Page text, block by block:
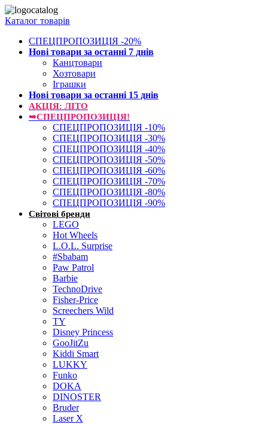
Каталог товарів
СПЕЦПРОПОЗИЦІЯ -20%
Нові товари за останнi 7 днiв
Канцтовари
Хозтовари
Іграшки
Нові товари за останнi 15 днiв
АКЦІЯ: ЛІТО
➥СПЕЦПРОПОЗИЦІЯ!
СПЕЦПРОПОЗИЦІЯ -10%
СПЕЦПРОПОЗИЦІЯ -30%
СПЕЦПРОПОЗИЦІЯ -40%
СПЕЦПРОПОЗИЦІЯ -50%
СПЕЦПРОПОЗИЦІЯ -60%
СПЕЦПРОПОЗИЦІЯ -70%
СПЕЦПРОПОЗИЦІЯ -80%
СПЕЦПРОПОЗИЦІЯ -90%
Світові бренди
LEGO
Hot Wheels
L.O.L. Surprise
#Sbabam
Paw Patrol
Barbie
TechnoDrive
Fisher-Price
Screechers Wild
TY
Disney Princess
GooJitZu
Kiddi Smart
LUKKY
Funko
DOKA
DINOSTER
Bruder
Laser X